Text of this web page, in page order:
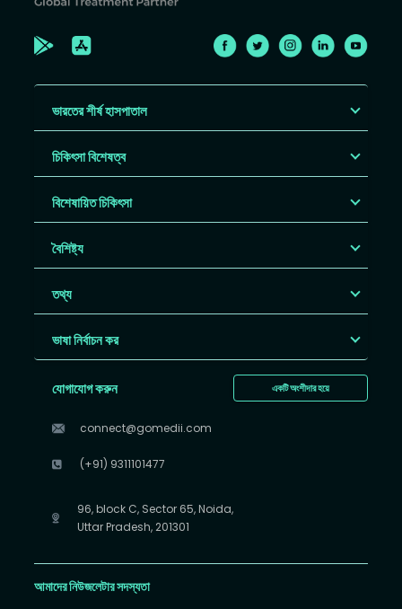
ভারতের শীর্ষ হাসপাতাল
চিকিৎসা বিশেষত্ব
বিশেষায়িত চিকিৎসা
বৈশিষ্ট্য
তথ্য
ভাষা নির্বাচন কর
একটি অংশীদার হয়ে
যোগাযোগ করুন
connect@gomedii.com
(+91) 9311101477
96, block C, Sector 65, Noida,
Uttar Pradesh, 201301
আমাদের নিউজলেটার সদস্যতা